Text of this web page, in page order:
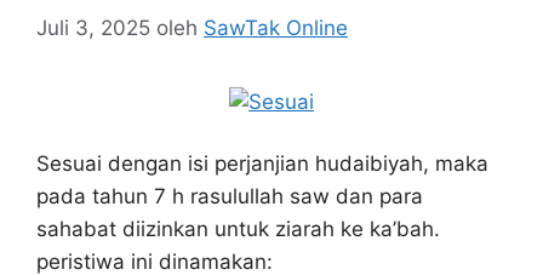
Juli 3, 2025 oleh SawTak Online
Sesuai dengan isi perjanjian hudaibiyah, maka
pada tahun 7 h rasulullah saw dan para
sahabat diizinkan untuk ziarah ke ka’bah.
peristiwa ini dinamakan: